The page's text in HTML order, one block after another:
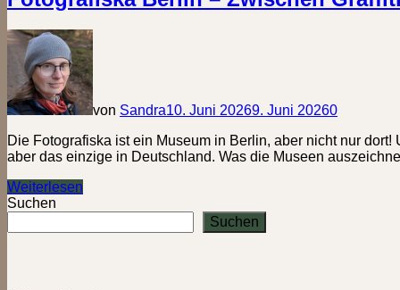
von Sandra10. Juni 20269. Juni 20260
Die Fotografiska ist ein Museum in Berlin, aber nicht nur
aber das einzige in Deutschland. Was die Museen
Fotografiska
Berlin
Zwischen
Weiterlesen
Suchen
Suchen